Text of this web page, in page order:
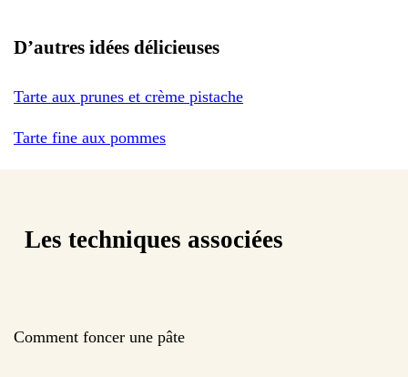
D’autres idées délicieuses
Tarte aux prunes et crème pistache
Tarte fine aux pommes
Les techniques associées
Comment foncer une pâte